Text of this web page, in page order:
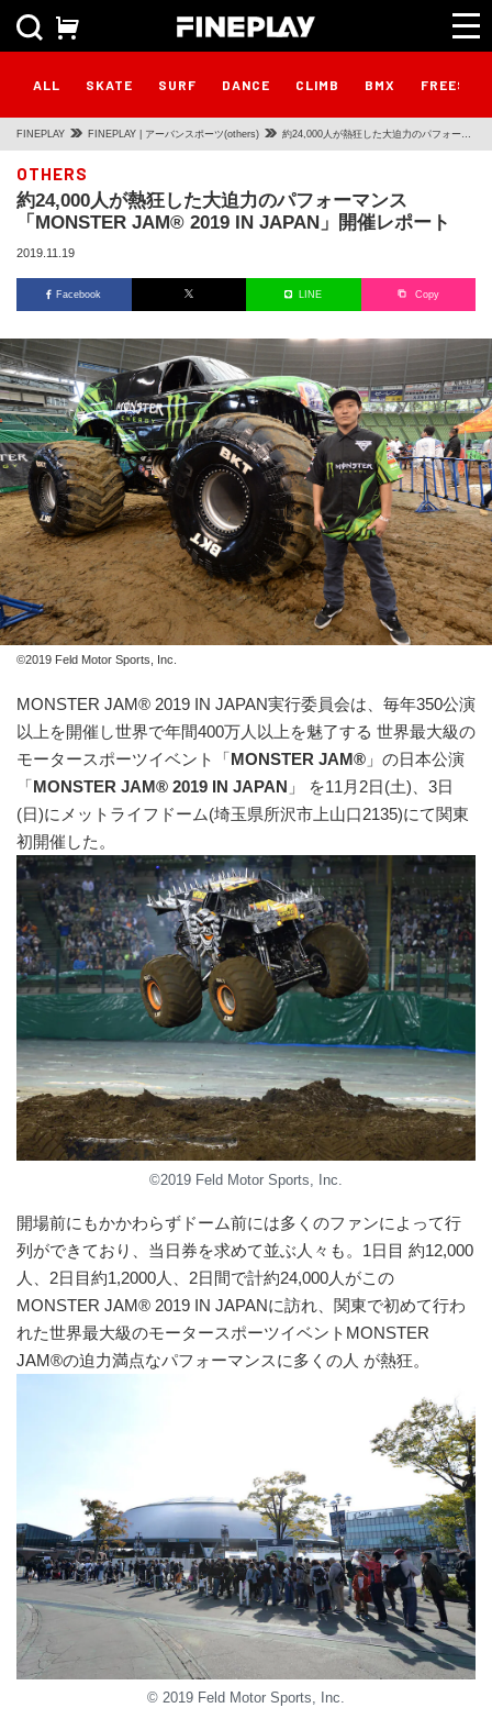
ALL SKATE SURF DANCE CLIMB BMX
FINEPLAY FINEPLAY | アーバンスポーツ(others) 約24,000人が熱狂した大迫力のパフォーマ
JAPAN」開催レポート
OTHERS
約24,000人が熱狂した大迫力のパフォーマンス
「MONSTER JAM® 2019 IN JAPAN」開催レポート
2019.11.19
Facebook LINE Copy
©2019 Feld Motor Sports, Inc.
MONSTER JAM® 2019 IN JAPAN実行委員会は、毎年350公演
以上を開催し世界で年間400万人以上を魅了する 世界最大級の
モータースポーツイベント「MONSTER JAM® 」の日本公演
「MONSTER JAM® 2019 IN JAPAN 」 を11月2日(土)、3日
(日)にメットライフドーム(埼玉県所沢市上山口2135)にて関東
初開催した。
©2019 Feld Motor Sports, Inc.
開場前にもかかわらずドーム前には多くのファンによって行
列ができており、当日券を求めて並ぶ人々も。1日目 約12,000
人、2日目約1,2000人、2日間で計約24,000人がこの
MONSTER JAM® 2019 IN JAPANに訪れ、関東で初めて行わ
れた世界最大級のモータースポーツイベントMONSTER
JAM®の迫力満点なパフォーマンスに多くの人 が熱狂。
© 2019 Feld Motor Sports, Inc.